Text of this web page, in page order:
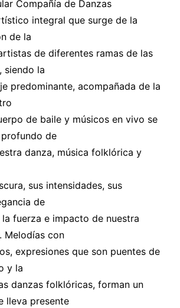
Compañía de Danzas
integral que surge de la
de la
de diferentes ramas de las
siendo la
predominante, acompañada de la
de baile y músicos en vivo se
de
danza, música folklórica y
sus intensidades, sus
de
fuerza e impacto de nuestra
Melodías con
expresiones que son puentes de
y la
danzas folklóricas, forman un
lleva presente